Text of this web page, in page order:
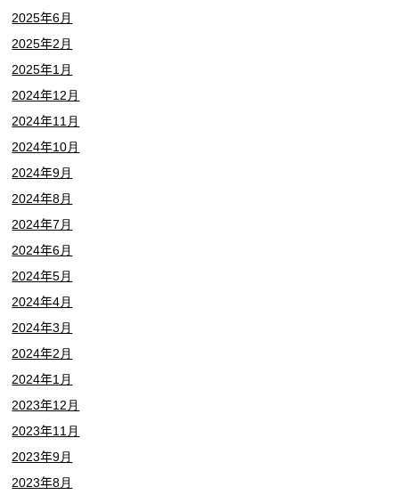
2025年6月
2025年2月
2025年1月
2024年12月
2024年11月
2024年10月
2024年9月
2024年8月
2024年7月
2024年6月
2024年5月
2024年4月
2024年3月
2024年2月
2024年1月
2023年12月
2023年11月
2023年9月
2023年8月